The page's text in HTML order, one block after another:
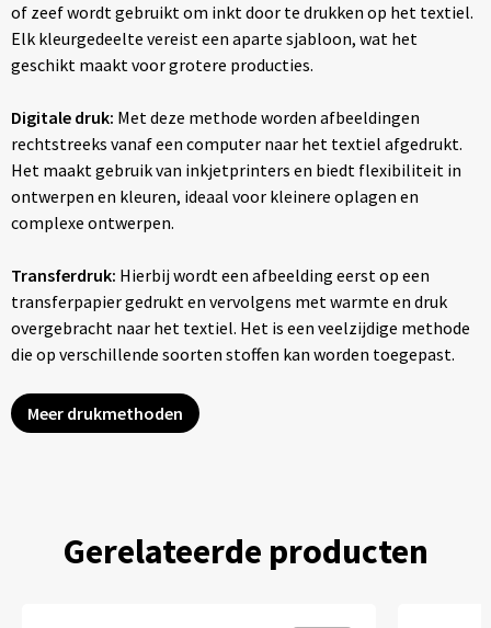
of zeef wordt gebruikt om inkt door te drukken op het textiel.
Elk kleurgedeelte vereist een aparte sjabloon, wat het
geschikt maakt voor grotere producties.
Digitale druk: Met deze methode worden afbeeldingen
rechtstreeks vanaf een computer naar het textiel afgedrukt.
Het maakt gebruik van inkjetprinters en biedt flexibiliteit in
ontwerpen en kleuren, ideaal voor kleinere oplagen en
complexe ontwerpen.
Transferdruk: Hierbij wordt een afbeelding eerst op een
transferpapier gedrukt en vervolgens met warmte en druk
overgebracht naar het textiel. Het is een veelzijdige methode
die op verschillende soorten stoffen kan worden toegepast.
Meer drukmethoden
Gerelateerde producten